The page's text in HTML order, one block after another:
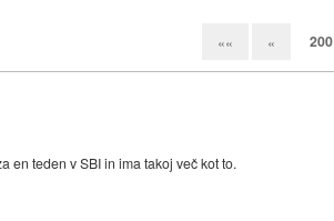
«« « 200
en teden v SBI in ima takoj več kot to.